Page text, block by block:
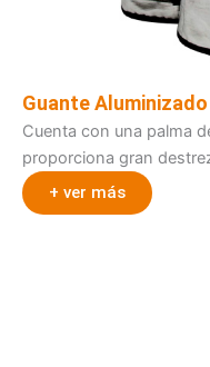
Guante Aluminizado
Cuenta con una palma
proporciona gran
+ ver más